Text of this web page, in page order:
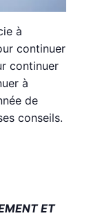
à
continuer
continuer
à
de
conseils.
ET